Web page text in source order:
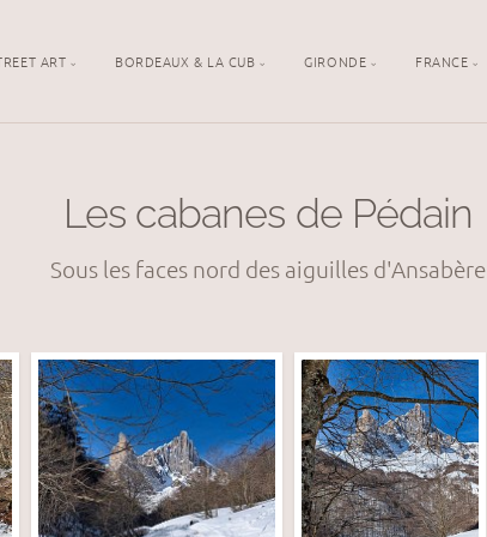
ART BORDEAUX & LA CUB GIRONDE FRANCE
Les cabanes de Pédain
Sous les faces nord des aiguilles d'Ansabère